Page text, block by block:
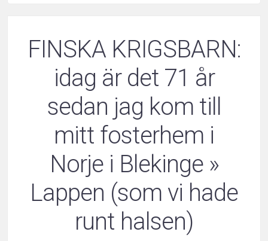
FINSKA KRIGSBARN:
idag är det 71 år
sedan jag kom till
mitt fosterhem i
Norje i Blekinge»
Lappen (som vi hade
runt halsen)